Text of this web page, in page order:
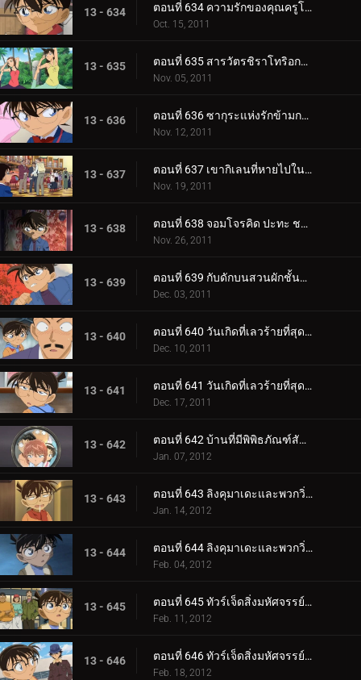
13 - 634 ตอนที่ 634 ความรักของคุณครูโคบายาชิ
Oct. 15, 2011
13 - 635 ตอนที่ 635 สารวัตรชิราโทริอกหัก
Nov. 05, 2011
13 - 636 ตอนที่ 636 ซากุระแห่งรักข้ามกาลเวลา
Nov. 12, 2011
13 - 637 ตอนที่ 637 เขากิเลนที่หายไปในความมืด
Nov. 19, 2011
13 - 638 ตอนที่ 638 จอมโจรคิด ปะทะ ชมรมนักสืบเยาวชน
Nov. 26, 2011
13 - 639 ตอนที่ 639 กับดักบนสวนผักชั้นดาดฟ้า
Dec. 03, 2011
13 - 640 ตอนที่ 640 วันเกิดที่เลวร้ายที่สุด (ตอน 1)
Dec. 10, 2011
13 - 641 ตอนที่ 641 วันเกิดที่เลวร้ายที่สุด (ตอน 2)
Dec. 17, 2011
13 - 642 ตอนที่ 642 บ้านที่มีพิพิธภัณฑ์สัตว์น้ำ
Jan. 07, 2012
13 - 643 ตอนที่ 643 ลิงคุมาเดะและพวกวิ่งราว (ตอน 1)
Jan. 14, 2012
13 - 644 ตอนที่ 644 ลิงคุมาเดะและพวกวิ่งราว (ตอน 2)
Feb. 04, 2012
13 - 645 ตอนที่ 645 ทัวร์เจ็ดสิ่งมหัศจรรย์ในฮิโรชิม่าและมิยาจิม่า (ตอน 1)
Feb. 11, 2012
13 - 646 ตอนที่ 646 ทัวร์เจ็ดสิ่งมหัศจรรย์ในฮิโรชิม่าและมิยาจิม่า (ตอน 2)
Feb. 18, 2012